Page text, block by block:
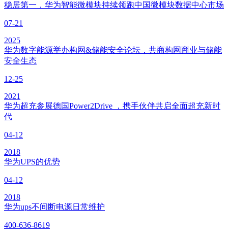
稳居第一，华为智能微模块持续领跑中国微模块数据中心市场
07-21
2025
华为数字能源举办构网&储能安全论坛，共商构网商业与储能
安全生态
12-25
2021
华为超充参展德国Power2Drive ，携手伙伴共启全面超充新时
代
04-12
2018
华为UPS的优势
04-12
2018
华为ups不间断电源日常维护
400-636-8619